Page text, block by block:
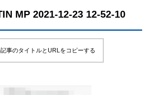
MP 2021-12-23 12-52-10
事のタイトルとURLをコピーする